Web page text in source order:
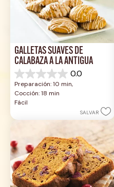
GALLETAS SUAVES DE
CALABAZA A LA ANTIGUA
0.0
0.0
de
5
estrellas.
Preparación: 10 min,
Cocción: 18 min
Fácil
SALVAR